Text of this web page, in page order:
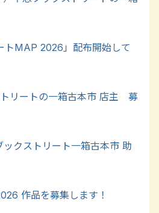
トMAP 2026」配布開始して
リートの一箱古本市 店主 募
クストリート一箱古本市 助
作品を募集します！